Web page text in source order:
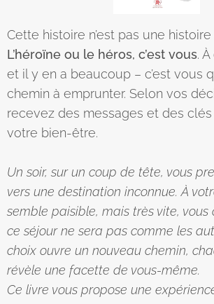
Cette histoire n’est pas une
L’héroïne ou le héros, c’est vous.
et il y en a beaucoup – c’est vous
chemin à emprunter. Selon vos
recevez des messages et des
votre bien-être.
Un soir, sur un coup de tête, vous
vers une destination inconnue. À
semble paisible, mais très vite, vous
ce séjour ne sera pas comme les
choix ouvre un nouveau chemin,
révèle une facette de vous-même.
Ce livre vous propose une